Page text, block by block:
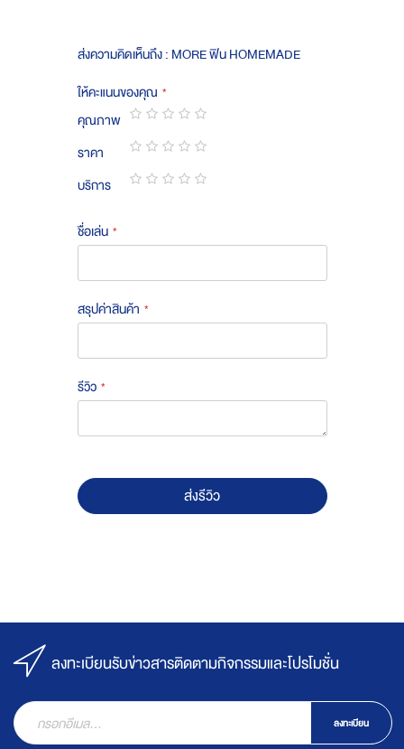
ส่งความคิดเห็นถึง : MORE ฟิน HOMEMADE
ให้คะแนนของคุณ
คุณภาพ
1
star
2
stars
3
stars
4
stars
5
stars
ราคา
1
star
2
stars
3
stars
4
stars
5
stars
บริการ
ชื่อเล่น
สรุปค่าสินค้า
รีวิว
ส่งรีวิว
ลงทะเบียนรับข่าวสารติดตามกิจกรรมและโปรโมชั่น
ลงทะเบียน